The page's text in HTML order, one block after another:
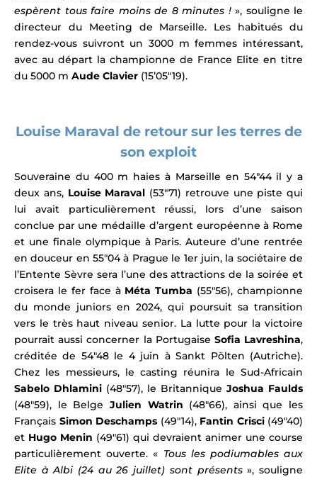
espèrent tous faire moins de 8 minutes !», souligne le
directeur du Meeting de Marseille. Les habitués du
rendez-vous suivront un 3000 m femmes intéressant,
avec au départ la championne de France Elite en titre
du 5000 m Aude Clavier (15’05″19).
Louise Maraval de retour sur les terres de
son exploit
Souveraine du 400 m haies à Marseille en 54″44 il y a
deux ans, Louise Maraval (53″71) retrouve une piste qui
lui avait particulièrement réussi, lors d’une saison
conclue par une médaille d’argent européenne à Rome
et une finale olympique à Paris. Auteure d’une rentrée
en douceur en 55″04 à Prague le 1er juin, la sociétaire de
l’Entente Sèvre sera l’une des attractions de la soirée et
croisera le fer face à Méta Tumba (55″56), championne
du monde juniors en 2024, qui poursuit sa transition
vers le très haut niveau senior. La lutte pour la victoire
pourrait aussi concerner la Portugaise Sofia Lavreshina,
créditée de 54″48 le 4 juin à Sankt Pölten (Autriche).
Chez les messieurs, le casting réunira le Sud-Africain
Sabelo Dhlamini (48″57), le Britannique Joshua Faulds
(48″59), le Belge Julien Watrin (48″66), ainsi que les
Français Simon Deschamps (49″14), Fantin Crisci(49″40)
et Hugo Menin (49″61) qui devraient animer une course
particulièrement ouverte. « Tous les podiumables aux
Elite à Albi (24 au 26 juillet) sont présents», souligne